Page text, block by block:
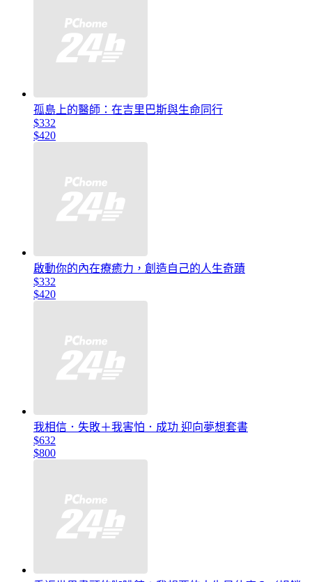
孤島上的醫師：在吉里巴斯與生命同行
$332
$420
啟動你的內在療癒力，創造自己的人生奇蹟
$332
$420
我相信．失敗＋我害怕．成功 迎向夢想套書
$632
$800